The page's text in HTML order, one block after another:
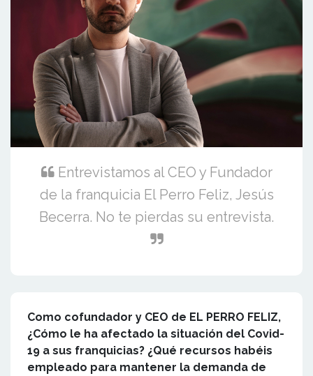
Entrevistamos al CEO y Fundador
de la franquicia El Perro Feliz, Jesús
Becerra. No te pierdas su entrevista.
Como cofundador y CEO de EL PERRO FELIZ,
¿Cómo le ha afectado la situación del Covid-
19 a sus franquicias? ¿Qué recursos habéis
empleado para mantener la demanda de